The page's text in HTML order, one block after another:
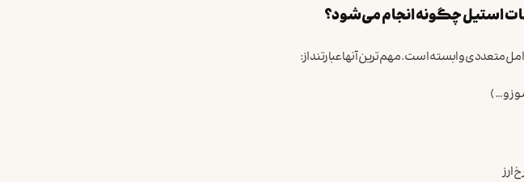
استیل چگونه انجام می‌شود؟
وابسته است. مهم‌ترین آنها عبارتند از:
ارز